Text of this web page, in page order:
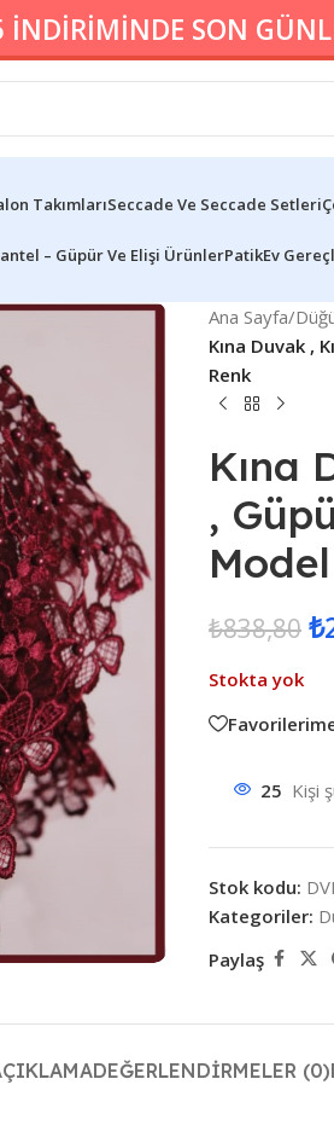
İNDİRİMİNDE SON
TakımlarıSeccade Ve Seccade Setleri
– Güpür Ve Elişi ÜrünlerPatikEv
Ana Sayfa/
Kına Duvak ,
Renk
Kına
,
₺838,80 ₺
Stokta yok
25 Kişi
Stok kodu:
Kategoriler:
Paylaş
DEĞERLENDIRMELER (0)